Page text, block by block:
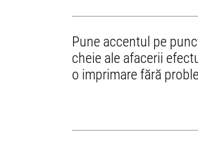
Pune accentul pe
cheie ale afacerii
o imprimare fără